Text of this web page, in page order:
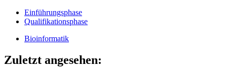
Einführungsphase
Qualifikationsphase
Bioinformatik
Zuletzt angesehen: